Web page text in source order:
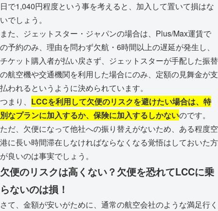
日で1,040円程度という事を考えると、加入して置いて損はな
いでしょう。
また、ジェットスター・ジャパンの場合は、Plus/Max運賃で
の予約のみ、理由を問わず欠航・6時間以上の遅延が発生し、
チケット購入者が払い戻さず、ジェットスターが手配した振替
の航空機や交通機関を利用した場合にのみ、定額の見舞金が支
払われるというように決められています。
つまり、 LCCを利用して欠便のリスクを避けたい場合は、特
別なプランに加入するか、保険に加入するしかないのです。
ただ、欠便になって他社への振り替えがないため、ある程度空
港に長い時間滞在しなければならなくなる覚悟はしておいた方
が良いのは事実でしょう。
欠便のリスクは高くない？欠便を恐れてLCCに乗
らないのは損！
さて、金額が安いがために、通常の航空会社のような満足行く